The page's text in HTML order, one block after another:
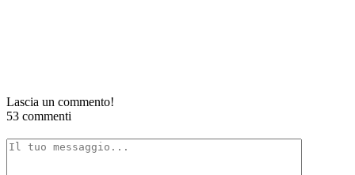
Lascia un commento!
53 commenti